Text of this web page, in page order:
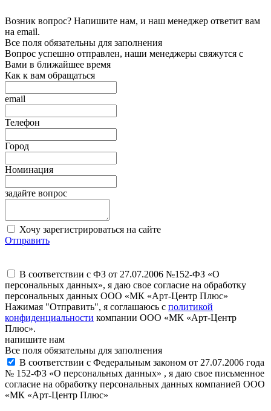
Возник вопрос? Напишите нам, и наш менеджер ответит вам
на email.
Все поля обязательны для заполнения
Вопрос успешно отправлен, наши менеджеры свяжутся с
Вами в ближайшее время
Как к вам обращаться
email
Телефон
Город
Номинация
задайте вопрос
Хочу зарегистрироваться на сайте
Отправить
В соответствии с ФЗ от 27.07.2006 №152-ФЗ «О
персональных данных», я даю свое согласие на обработку
персональных данных ООО «МК «Арт-Центр Плюс»
Нажимая "Отправить", я соглашаюсь с политикой
конфиденциальности компании ООО «МК «Арт-Центр
Плюс».
напишите нам
Все поля обязательны для заполнения
В соответствии с Федеральным законом от 27.07.2006 года
№ 152-ФЗ «О персональных данных» , я даю свое письменное
согласие на обработку персональных данных компанией ООО
«МК «Арт-Центр Плюс»